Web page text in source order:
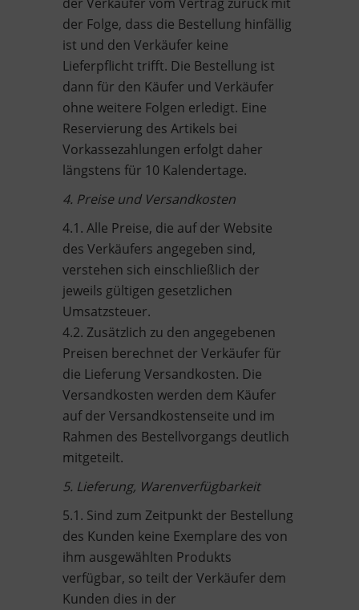
der Folge, dass die Bestellung hinfällig
ist und den Verkäufer keine
Lieferpflicht trifft. Die Bestellung ist
dann für den Käufer und Verkäufer
ohne weitere Folgen erledigt. Eine
Reservierung des Artikels bei
Vorkassezahlungen erfolgt daher
längstens für 10 Kalendertage.
4. Preise und Versandkosten
4.1. Alle Preise, die auf der Website
des Verkäufers angegeben sind,
verstehen sich einschließlich der
jeweils gültigen gesetzlichen
Umsatzsteuer.
4.2. Zusätzlich zu den angegebenen
Preisen berechnet der Verkäufer für
die Lieferung Versandkosten. Die
Versandkosten werden dem Käufer
auf der Versandkostenseite und im
Rahmen des Bestellvorgangs deutlich
mitgeteilt.
5. Lieferung, Warenverfügbarkeit
5.1. Sind zum Zeitpunkt der Bestellung
des Kunden keine Exemplare des von
ihm ausgewählten Produkts
verfügbar, so teilt der Verkäufer dem
Kunden dies in der